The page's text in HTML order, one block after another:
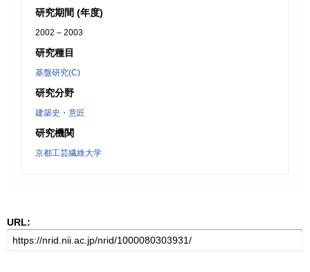
研究期間 (年度)
2002 – 2003
研究種目
基盤研究(C)
研究分野
建築史・意匠
研究機関
京都工芸繊維大学
URL: